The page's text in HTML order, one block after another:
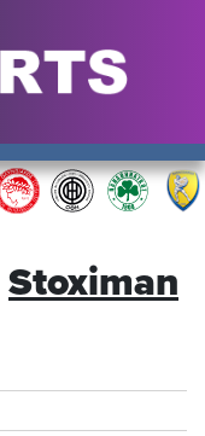
Stoximan